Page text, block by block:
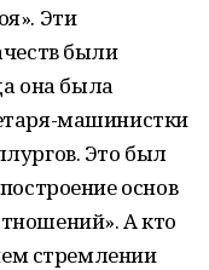
Эти
были
она была
машинистки
Это был
основ
А кто
стремлении